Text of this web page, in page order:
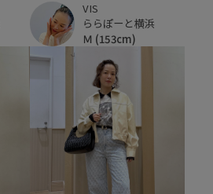
VIS
ららぽーと横浜
Ｍ (153cm)